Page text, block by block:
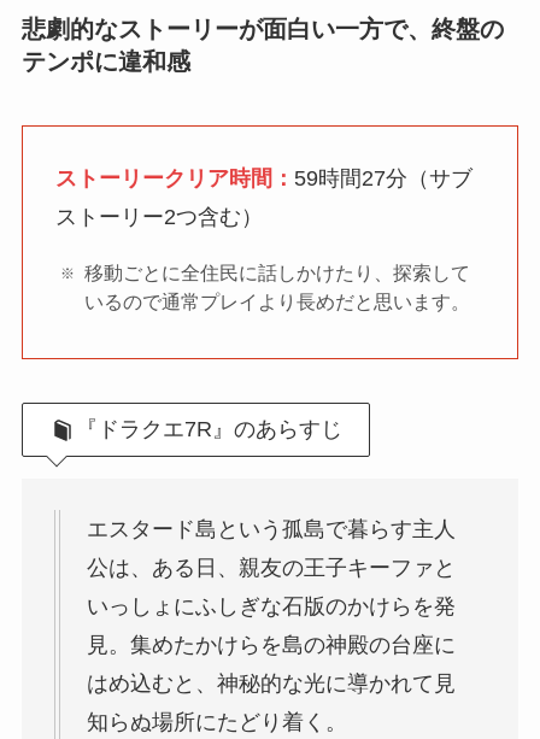
悲劇的なストーリーが面白い一方で、終盤の
テンポに違和感
ストーリークリア時間： 59時間27分（サブ
ストーリー2つ含む）
移動ごとに全住民に話しかけたり、探索して
いるので通常プレイより長めだと思います。
『ドラクエ7R』のあらすじ
エスタード島という孤島で暮らす主人
公は、ある日、親友の王子キーファと
いっしょにふしぎな石版のかけらを発
見。集めたかけらを島の神殿の台座に
はめ込むと、神秘的な光に導かれて見
知らぬ場所にたどり着く。